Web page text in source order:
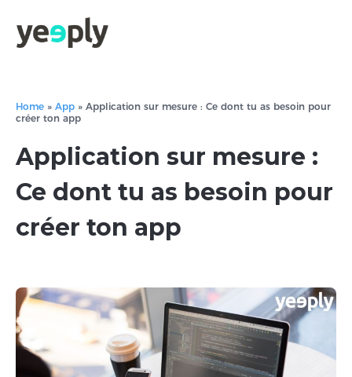
Home » App » Application sur mesure : Ce dont tu as besoin pour
créer ton app
Application sur mesure :
Ce dont tu as besoin pour
créer ton app